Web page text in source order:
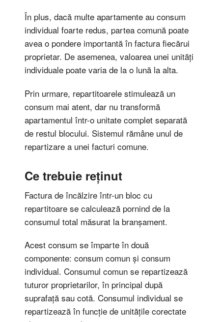
În plus, dacă multe apartamente au consum
individual foarte redus, partea comună poate
avea o pondere importantă în factura fiecărui
proprietar. De asemenea, valoarea unei unități
individuale poate varia de la o lună la alta.
Prin urmare, repartitoarele stimulează un
consum mai atent, dar nu transformă
apartamentul într-o unitate complet separată
de restul blocului. Sistemul rămâne unul de
repartizare a unei facturi comune.
Ce trebuie reținut
Factura de încălzire într-un bloc cu
repartitoare se calculează pornind de la
consumul total măsurat la branșament.
Acest consum se împarte în două
componente: consum comun și consum
individual. Consumul comun se repartizează
tuturor proprietarilor, în principal după
suprafață sau cotă. Consumul individual se
repartizează în funcție de unitățile corectate